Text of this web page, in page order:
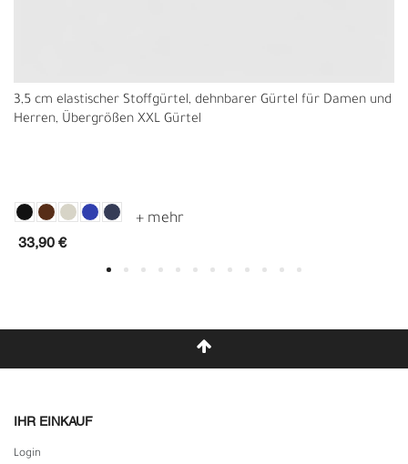
3,5 cm elastischer Stoffgürtel, dehnbarer Gürtel für Damen und
Herren, Übergrößen XXL Gürtel
33,90 €
IHR EINKAUF
Login